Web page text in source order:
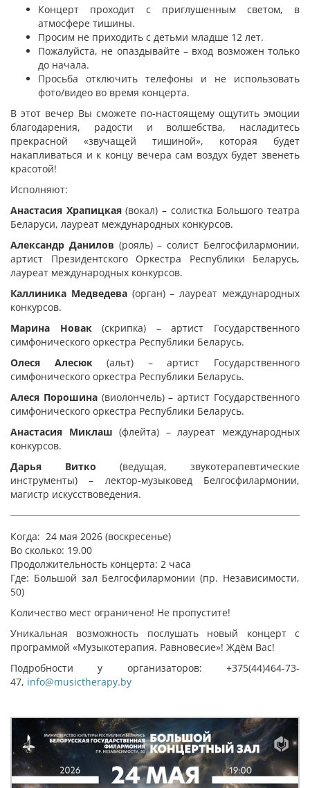
Концерт проходит с приглушенным светом, в
атмосфере тишины.
Просим не приходить с детьми младше 12 лет.
Пожалуйста, не опаздывайте – вход возможен только
до начала.
Просьба отключить телефоны и не использовать
фото/видео во время концерта.
В этот вечер Вы сможете по-настоящему ощутить эмоции
благодарения, радости и волшебства, насладитесь
прекрасной «звучащей тишиной», которая будет
накапливаться и к концу вечера сам воздух будет звенеть
красотой!
Исполняют:
Анастасия Храпицкая(вокал) – солистка Большого театра
Беларуси, лауреат международных конкурсов.
Александр Данилов (рояль) – солист Белгосфилармонии,
артист Президентского Оркестра Республики Беларусь,
лауреат международных конкурсов.
Каллиника Медведева(орган) – лауреат международных
конкурсов.
Марина Новак(скрипка) – артист Государственного
симфонического оркестра Республики Беларусь.
Олеся Алесюк(альт) – артист Государственного
симфонического оркестра Республики Беларусь.
Алеся Порошина(виолончель) – артист Государственного
симфонического оркестра Республики Беларусь.
Анастасия Миклаш (флейта) – лауреат международных
конкурсов.
Дарья Витко (ведущая, звукотерапевтические
инструменты) – лектор-музыковед Белгосфилармонии,
магистр искусствоведения.
Когда: 24 мая 2026 (воскресенье)
Во сколько: 19.00
Продолжительность концерта: 2 часа
Где: Большой зал Белгосфилармонии (пр. Независимости,
50)
Количество мест ограничено! Не пропустите!
Уникальная возможность послушать новый концерт с
программой «Музыкотерапия. Равновесие»! Ждём Вас!
Подробности у организаторов: +375(44)464-73-
47, info@musictherapy.by